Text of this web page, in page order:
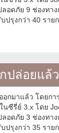
อดภัย 9 ช่องทาง
ปรุงกว่า 40 ราย
กปล่อยแล้ว
อกมาแล้ว โดยก
ซีรี่ย์ 3.x โดย
อดภัย 3 ช่องทาง
ปรุงกว่า 35 ราย